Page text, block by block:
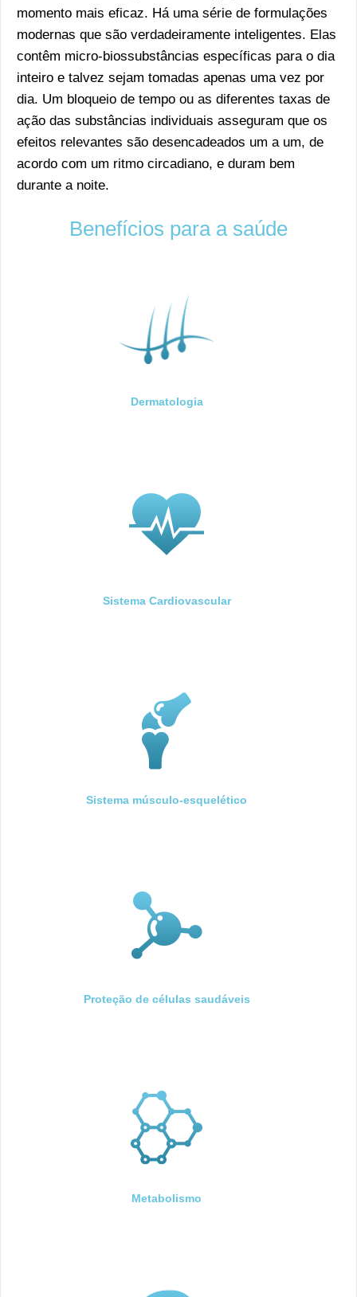
momento mais eficaz. Há uma série de formulações
modernas que são verdadeiramente inteligentes. Elas
contêm micro-biossubstâncias específicas para o dia
inteiro e talvez sejam tomadas apenas uma vez por
dia. Um bloqueio de tempo ou as diferentes taxas de
ação das substâncias individuais asseguram que os
efeitos relevantes são desencadeados um a um, de
acordo com um ritmo circadiano, e duram bem
durante a noite.
Benefícios para a saúde
Dermatologia
Sistema Cardiovascular
Sistema músculo-esquelético
Proteção de células saudáveis
Metabolismo